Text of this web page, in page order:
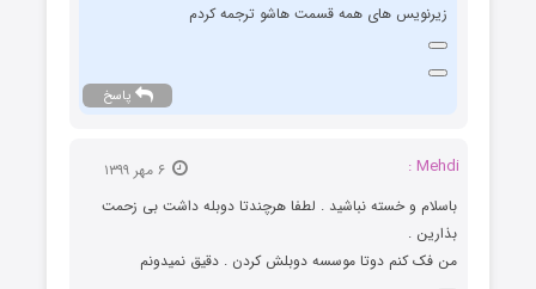
زیرنویس های همه قسمت هاشو ترجمه کردم
پاسخ
Mehdi :
۶ مهر ۱۳۹۹
باسلام و خسته نباشید . لطفا هرچندتا دوبله داشت بی زحمت
بذارین .
من فک کنم دوتا موسسه دوبلش کردن . دقیق نمیدونم